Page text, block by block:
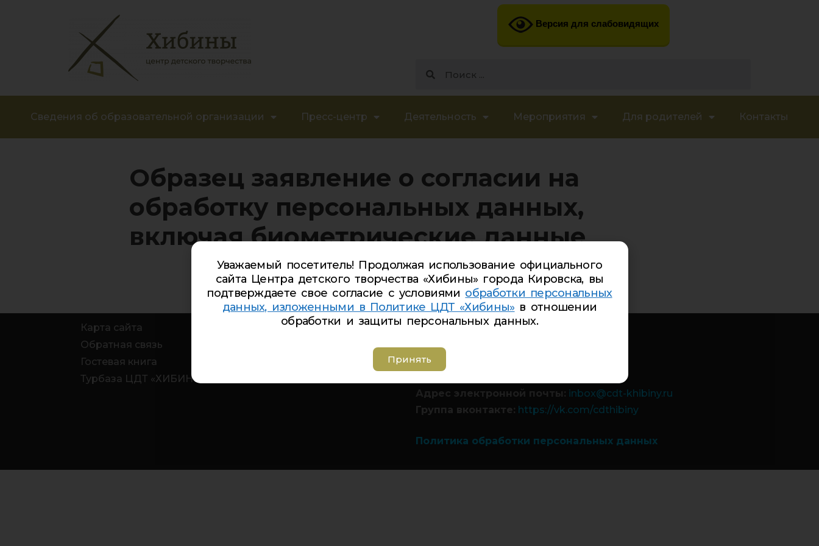
Версия для слабовидящих
Сведения об образовательной организации Пресс-центр Деятельность Мероприятия Для родителей Контакты
Образец заявление о согласии на
обработку персональных данных,
включая биометрические данные
Карта сайта
Обратная связь
Гостевая книга
Турбаза ЦДТ «ХИБИНЫ»
Телефон Ленина 5: 5-44-85
Телефон Дзержинского 9а:
Адрес электронной почты: inbox@cdt-khibiny.ru
Группа вконтакте: https://vk.com/cdthibiny
Политика обработки персональных данных
Уважаемый посетитель! Продолжая использование официального
сайта Центра детского творчества «Хибины» города Кировска, вы
подтверждаете свое согласие с условиями обработки персональных
данных, изложенными в Политике ЦДТ «Хибины» в отношении
обработки и защиты персональных данных.
Принять